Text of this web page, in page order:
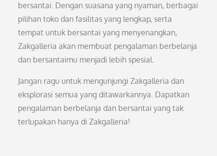
bersantai. Dengan suasana yang nyaman, berbagai
pilihan toko dan fasilitas yang lengkap, serta
tempat untuk bersantai yang menyenangkan,
Zakgalleria akan membuat pengalaman berbelanja
dan bersantaimu menjadi lebih spesial.
Jangan ragu untuk mengunjungi Zakgalleria dan
eksplorasi semua yang ditawarkannya. Dapatkan
pengalaman berbelanja dan bersantai yang tak
terlupakan hanya di Zakgalleria!